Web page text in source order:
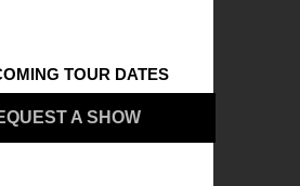
TOUR DATES
A SHOW